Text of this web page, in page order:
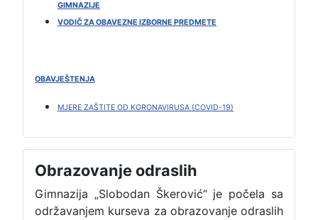
GIMNAZIJE
VODIČ ZA OBAVEZNE IZBORNE PREDMETE
OBAVJEŠTENJA
MJERE ZAŠTITE OD KORONAVIRUSA (COVID-19)
Obrazovanje odraslih
Gimnazija „Slobodan Škerović“ je počela sa
održavanjem kurseva za obrazovanje odraslih